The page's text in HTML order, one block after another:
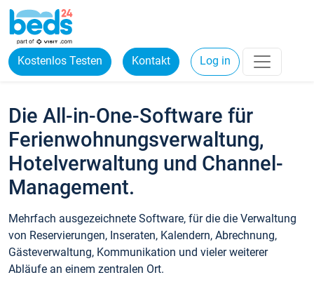
Kostenlos Testen Kontakt Log in
Die All-in-One-Software für
Ferienwohnungsverwaltung,
Hotelverwaltung und Channel-
Management.
Mehrfach ausgezeichnete Software, für die die Verwaltung
von Reservierungen, Inseraten, Kalendern, Abrechnung,
Gästeverwaltung, Kommunikation und vieler weiterer
Abläufe an einem zentralen Ort.